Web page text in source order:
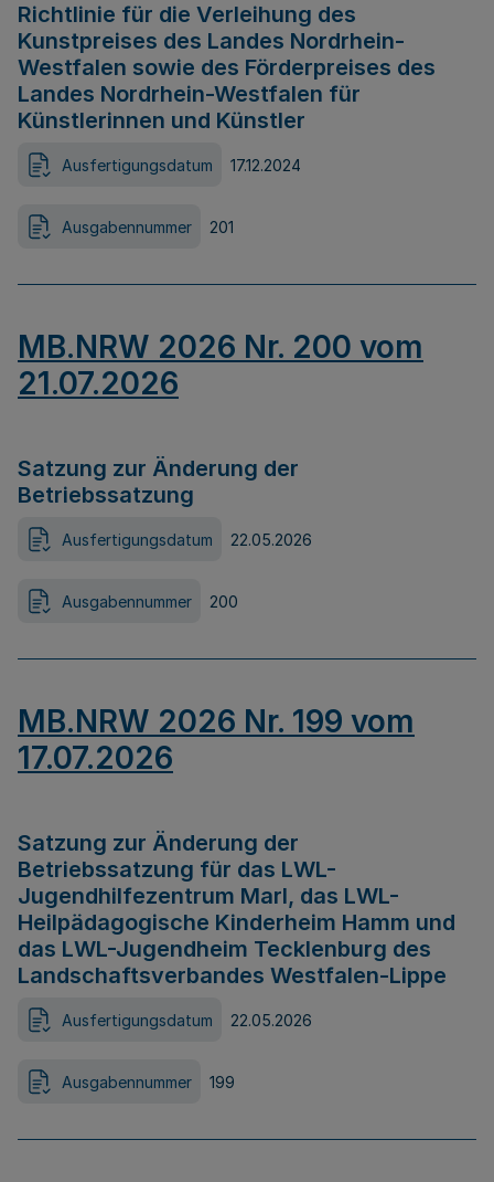
Richtlinie für die Verleihung des
Kunstpreises des Landes Nordrhein-
Westfalen sowie des Förderpreises des
Landes Nordrhein-Westfalen für
Künstlerinnen und Künstler
Ausfertigungsdatum 17.12.2024
Ausgabennummer 201
MB.NRW 2026 Nr. 200 vom
21.07.2026
Satzung zur Änderung der
Betriebssatzung
Ausfertigungsdatum 22.05.2026
Ausgabennummer 200
MB.NRW 2026 Nr. 199 vom
17.07.2026
Satzung zur Änderung der
Betriebssatzung für das LWL-
Jugendhilfezentrum Marl, das LWL-
Heilpädagogische Kinderheim Hamm und
das LWL-Jugendheim Tecklenburg des
Landschaftsverbandes Westfalen-Lippe
Ausfertigungsdatum 22.05.2026
Ausgabennummer 199